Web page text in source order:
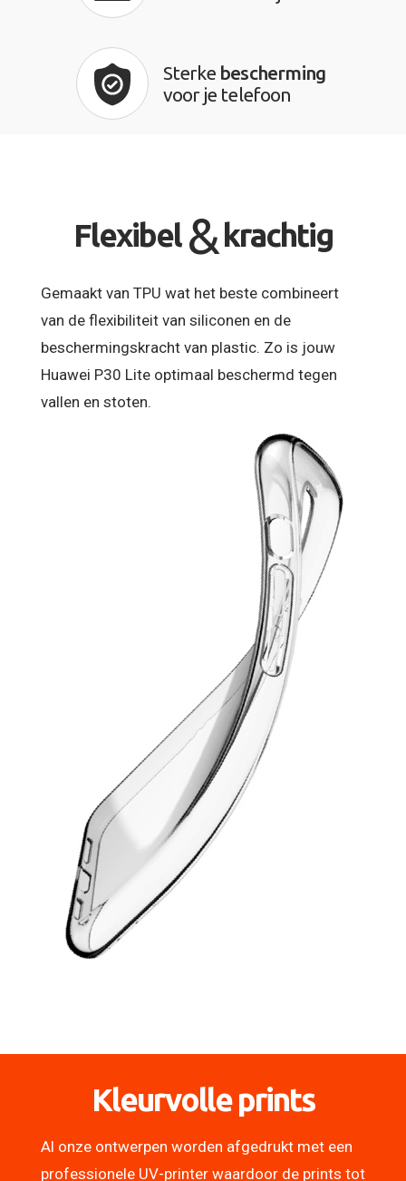
Sterke bescherming
voor je telefoon
Flexibel & krachtig
Gemaakt van TPU wat het beste combineert
van de flexibiliteit van siliconen en de
beschermingskracht van plastic. Zo is jouw
Huawei P30 Lite optimaal beschermd tegen
vallen en stoten.
Kleurvolle prints
Al onze ontwerpen worden afgedrukt met een
professionele UV-printer waardoor de prints tot